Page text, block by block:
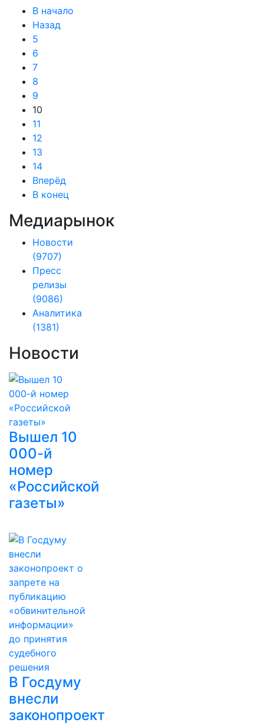
В начало
Назад
5
6
7
8
9
10
11
12
13
14
Вперёд
В конец
Медиарынок
Новости
(9707)
Пресс
релизы
(9086)
Аналитика
(1381)
Новости
Вышел 10
000-й
номер
«Российской
газеты»
В Госдуму
внесли
законопроект